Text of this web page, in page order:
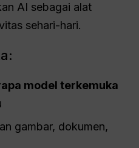
AI sebagai alat
sehari-hari.
model terkemuka
gambar, dokumen,